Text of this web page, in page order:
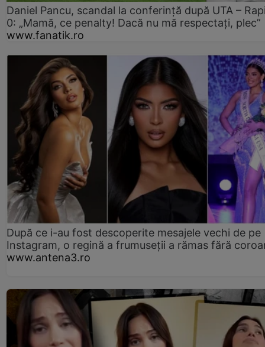
Daniel Pancu, scandal la conferință după UTA –
0: „Mamă, ce penalty! Dacă nu mă respectați, plec”
www.fanatik.ro
După ce i-au fost descoperite mesajele vechi de pe
Instagram, o regină a frumuseții a rămas fără
www.antena3.ro